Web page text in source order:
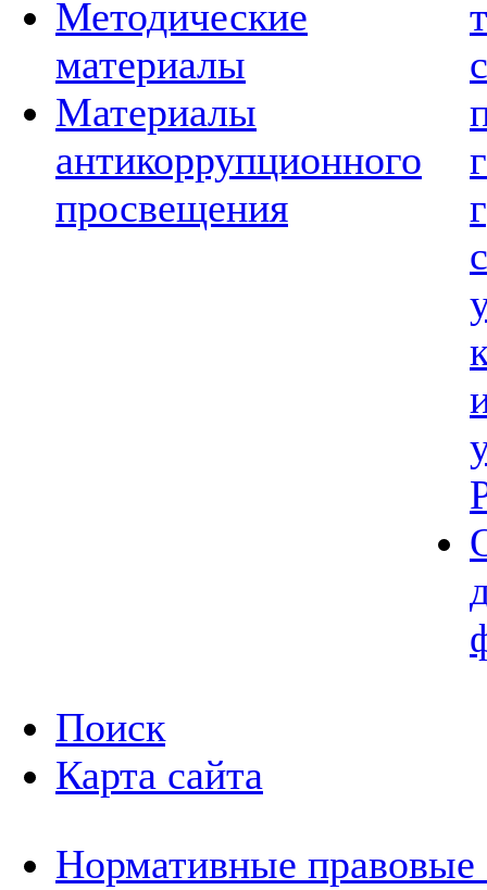
Методические
материалы
Материалы
антикоррупционного
просвещения
Поиск
Карта сайта
Нормативные правовые